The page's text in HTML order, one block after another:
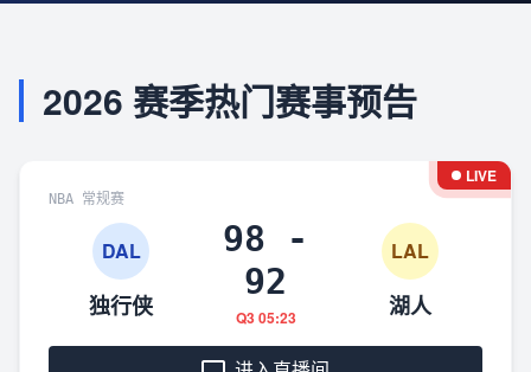
2026 赛季热门赛事预告
LIVE
NBA 常规赛
DAL
独行侠
98 -
92
Q3 05:23
LAL
湖人